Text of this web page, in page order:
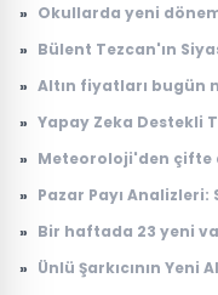
» Okullarda yeni
» Bülent Tezcan'ın
» Altın fiyatları bugün
» Yapay Zeka Destekli
» Meteoroloji'den çifte
» Pazar Payı
» Bir haftada 23 yeni
» Ünlü Şarkıcının